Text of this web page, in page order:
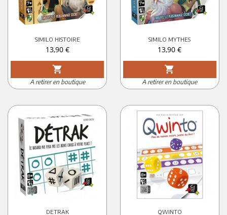
SIMILO HISTOIRE
Prix
13,90 €
shopping_cart
A retirer en boutique
SIMILO MYTHES
Prix
13,90 €
shopping_cart
A retirer en boutique
DETRAK QWINTO